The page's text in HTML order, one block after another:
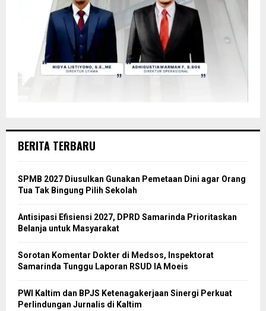
BERITA TERBARU
SPMB 2027 Diusulkan Gunakan Pemetaan Dini agar Orang
Tua Tak Bingung Pilih Sekolah
Antisipasi Efisiensi 2027, DPRD Samarinda Prioritaskan
Belanja untuk Masyarakat
Sorotan Komentar Dokter di Medsos, Inspektorat
Samarinda Tunggu Laporan RSUD IA Moeis
PWI Kaltim dan BPJS Ketenagakerjaan Sinergi Perkuat
Perlindungan Jurnalis di Kaltim